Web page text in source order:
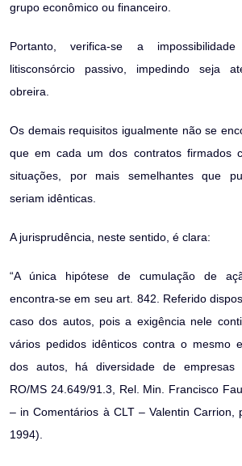
grupo econômico ou financeiro.
Portanto, verifica-se a
litisconsórcio passivo, impedindo seja
obreira.
Os demais requisitos igualmente não se
que em cada um dos contratos firmados
situações, por mais semelhantes que
seriam idênticas.
A jurisprudência, neste sentido, é clara:
“A única hipótese de cumulação de
encontra-se em seu art. 842. Referido
caso dos autos, pois a exigência nele
vários pedidos idênticos contra o mesmo
dos autos, há diversidade de empresas
RO/MS 24.649/91.3, Rel. Min. Francisco
– in Comentários à CLT – Valentin Carrion,
1994).